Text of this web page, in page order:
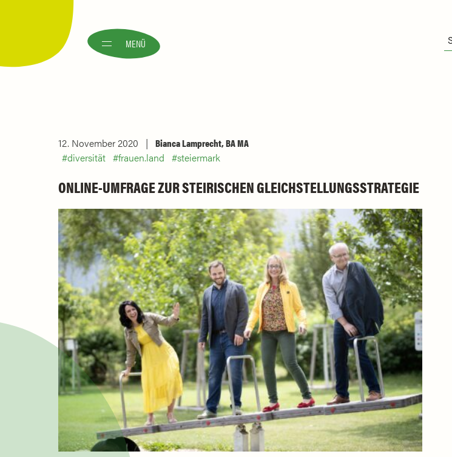
MENÜ
12. November 2020
Bianca Lamprecht, BA MA
diversität
frauen.land steiermark
ONLINE-UMFRAGE ZUR STEIRISCHEN GLEICHSTELLUNGSSTRATEGIE